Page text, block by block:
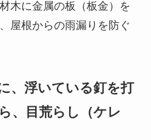
木に金属の板（板金）を
屋根からの雨漏りを防ぐ
、浮いている釘を打
、目荒らし（ケレ